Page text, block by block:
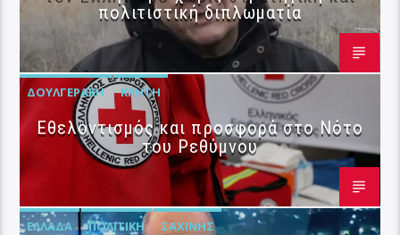
πολιτιστική διπλωματία
ΔΟΥΛΓΕΡΆΚΗ ΚΡΉΤΗ
Εθελοντισμός και προσφορά στο Νότο
του Ρεθύμνου
ΕΛΛΆΔΑ ΠΟΛΙΤΙΚΉ ΣΑΧΊΝΗΣ